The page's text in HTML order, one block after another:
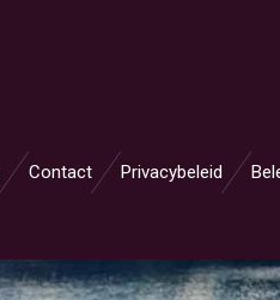
Contact Privacybeleid